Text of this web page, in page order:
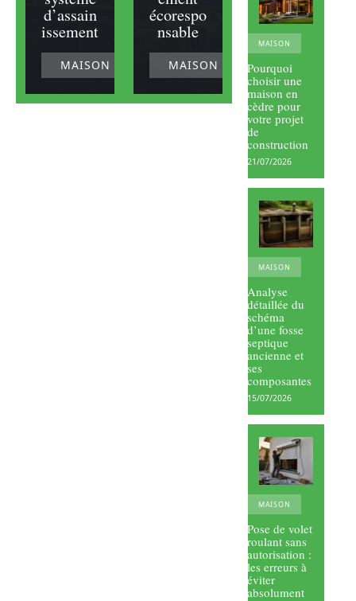
d’assain
issement
MAISON
écorespo
nsable
MAISON
MAISON
Pourquoi
choisir une
maison en
cèdre pour
votre projet
de
construction
21/07/2026
MAISON
Analyse
détaillée du
schéma
d’une fosse
septique
ancienne et
ses
composantes
15/07/2026
MAISON
Pose de volet
roulant sans
autorisation :
les erreurs à
éviter
absolument